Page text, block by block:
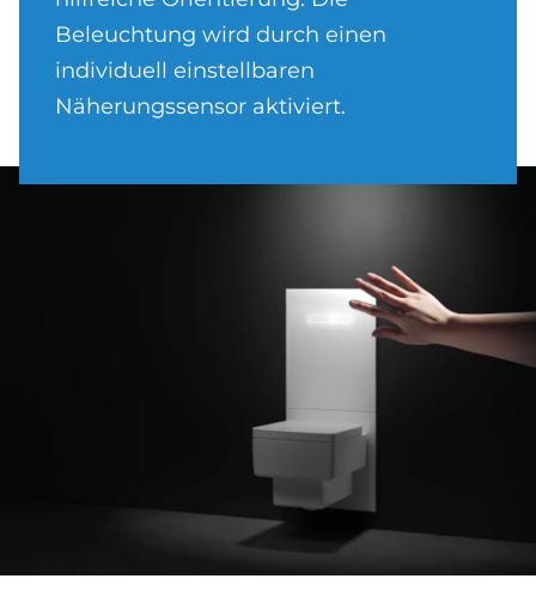
Beleuchtung wird durch einen
individuell einstellbaren
Näherungssensor aktiviert.